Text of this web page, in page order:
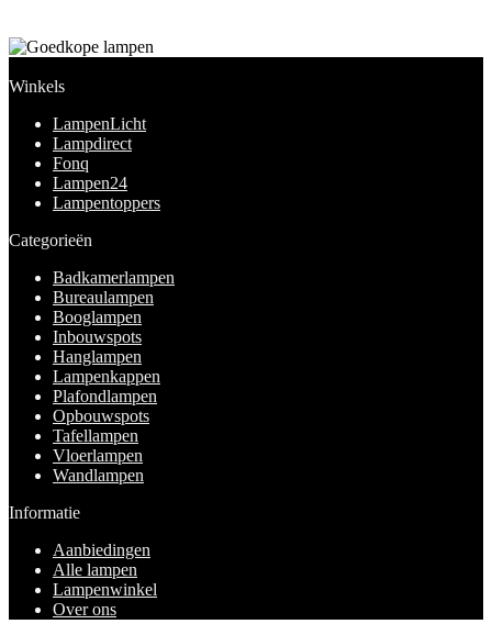
Winkels
LampenLicht
Lampdirect
Fonq
Lampen24
Lampentoppers
Categorieën
Badkamerlampen
Bureaulampen
Booglampen
Inbouwspots
Hanglampen
Lampenkappen
Plafondlampen
Opbouwspots
Tafellampen
Vloerlampen
Wandlampen
Informatie
Aanbiedingen
Alle lampen
Lampenwinkel
Over ons